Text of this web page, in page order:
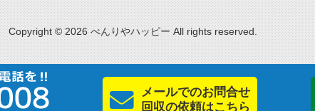
Copyright © 2026 べんりやハッピー All rights reserved.
メールでのお問合せ
回収の依頼はこちら